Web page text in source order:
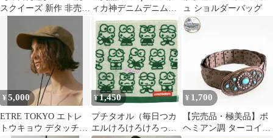
スクイーズ 新作 非売品
ィカ神デニムデニムパ
ンツ デニムブルーL綿
100％
ュ ショルダーバッグ
¥5,000
ETRE TOKYO エトレ
トウキョウ デタッチド
¥1,450
プチタオル（毎日つカ
エルけろけろけろっ
¥ 1,700
【完売品・極美品】ボ
ヘミアン調 ターコイズ